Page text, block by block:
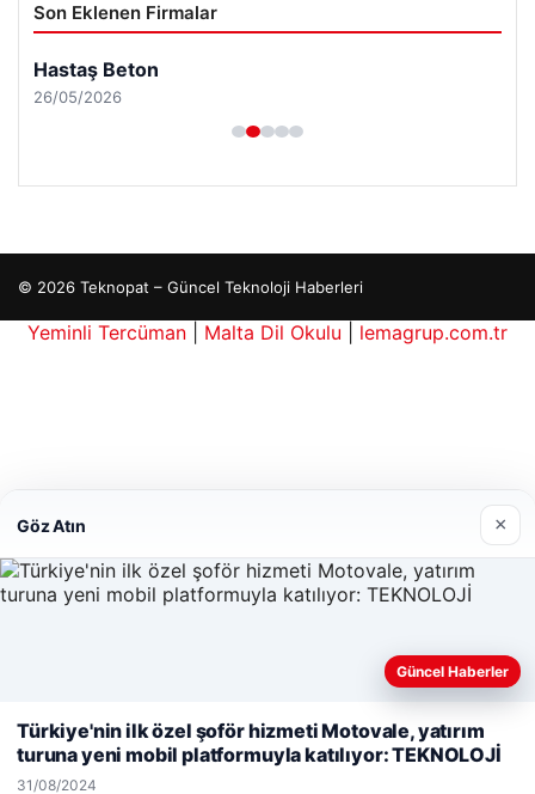
Son Eklenen Firmalar
Hastaş Beton
26/05/2026
© 2026 Teknopat – Güncel Teknoloji Haberleri
Web sitemizi nasıl kullandığınızı daha iyi anlayabilmek,
kullanıyoruz.Çerez Politikamız
Reddet Kabul Et
Göz Atın ×
Güncel Haberler
Türkiye'nin ilk özel şoför hizmeti Motovale, yatırım
turuna yeni mobil platformuyla katılıyor: TEKNOLOJİ
31/08/2024
Yeminli Tercüman Malta Dil Okulu
lemagrup.com.tr